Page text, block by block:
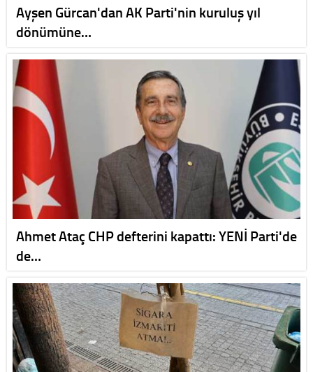
Ayşen Gürcan'dan AK Parti'nin kuruluş yıl
dönümüne…
Ahmet Ataç CHP defterini kapattı: YENİ Parti'de
de…